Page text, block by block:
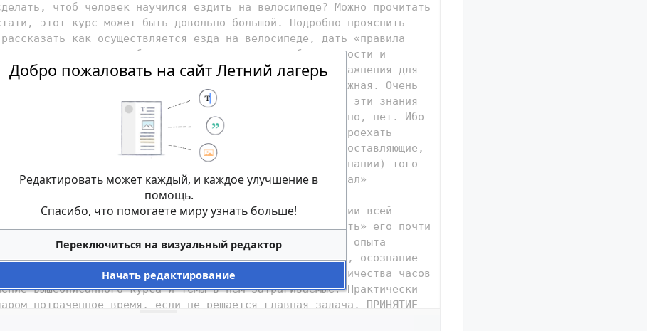
Добро пожаловать на сайт Летний лагерь
Редактировать может каждый, и каждое улучшение в
помощь.
Спасибо, что помогаете миру узнать больше!
Переключиться на визуальный редактор
Начать редактирование